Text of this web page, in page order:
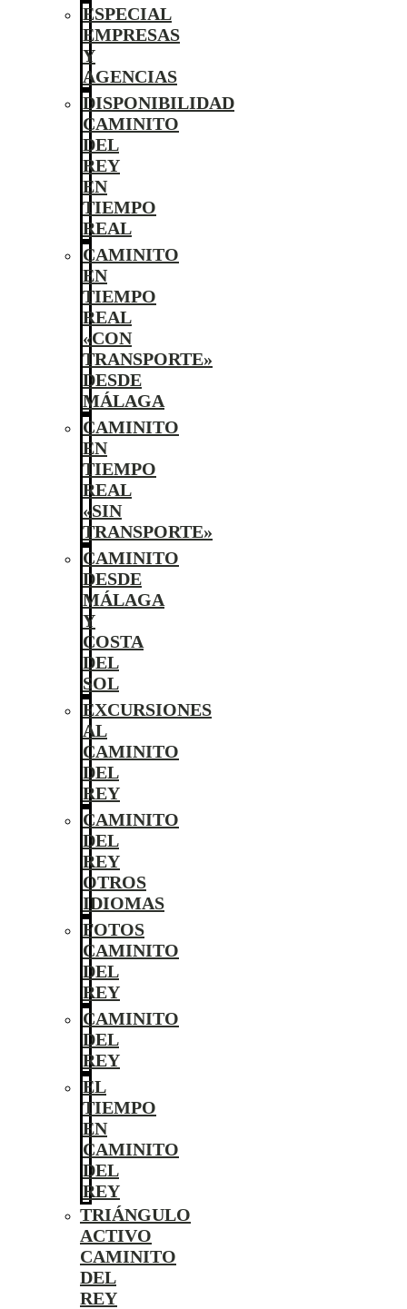
ESPECIAL
EMPRESAS
Y
AGENCIAS
DISPONIBILIDAD
CAMINITO
DEL
REY
EN
TIEMPO
REAL
CAMINITO
EN
TIEMPO
REAL
«CON
TRANSPORTE»
DESDE
MÁLAGA
CAMINITO
EN
TIEMPO
REAL
«SIN
TRANSPORTE»
CAMINITO
DESDE
MÁLAGA
Y
COSTA
DEL
SOL
EXCURSIONES
AL
CAMINITO
DEL
REY
CAMINITO
DEL
REY
OTROS
IDIOMAS
FOTOS
CAMINITO
DEL
REY
CAMINITO
DEL
REY
EL
TIEMPO
EN
CAMINITO
DEL
REY
TRIÁNGULO
ACTIVO
CAMINITO
DEL
REY